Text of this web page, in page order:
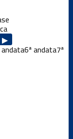
▶
andata6ª andata7ª